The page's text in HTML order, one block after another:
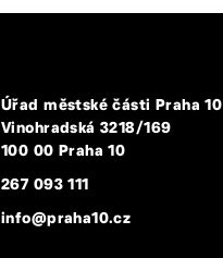
Úřad městské části Praha 10
Vinohradská 3218/169
100 00 Praha 10
267 093 111
info@praha10.cz